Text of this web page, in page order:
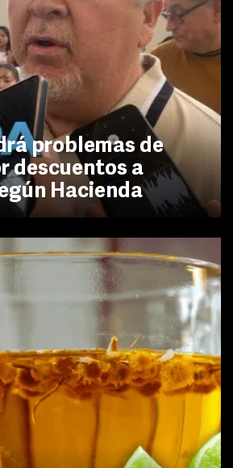
problemas de
descuentos a
Hacienda